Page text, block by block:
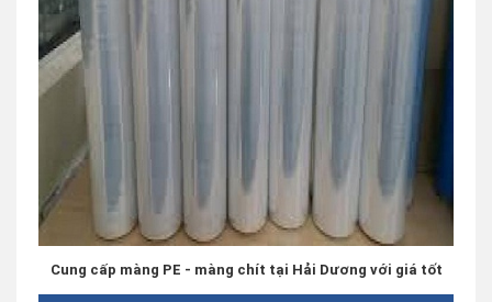
Cung cấp màng PE - màng chít tại Hải Dương với giá tốt